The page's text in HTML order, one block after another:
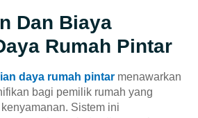
Dan Biaya
Rumah Pintar
daya rumah pintar menawarkan
bagi pemilik rumah yang
Sistem ini